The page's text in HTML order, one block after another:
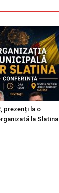
prezenți la o
la Slatina